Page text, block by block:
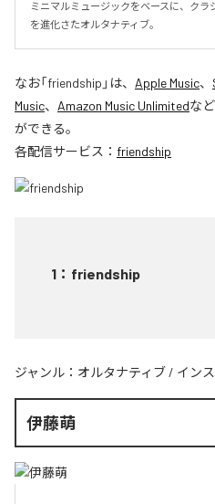
ミニマルミュージックをベースに、ク
を進化さたオルタナティブ。
なお「friendship 」は、 Apple Music、
Music、 Amazon Music Unlimitedな
ができる。
各配信サービス： friendship
1 ： friendship
ジャンル： オルタナティブ / イン
伊藤萌